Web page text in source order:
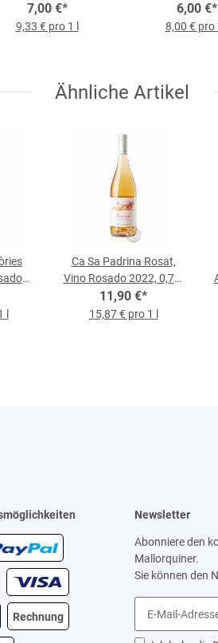
Blanco, 0,75-l-Flasche
7,00 €*
9,33 € pro 1 l
Flasche
6,00 €*
8,00 € pro
Ähnliche Artikel
Ca Sa Padrina Rosat,
Vino Rosado 2022, 0,75-
l-Flasche
11,90 €*
15,87 € pro 1 l
Rechnung
Newsletter
Abonniere den
Mallorquiner.
Sie können den